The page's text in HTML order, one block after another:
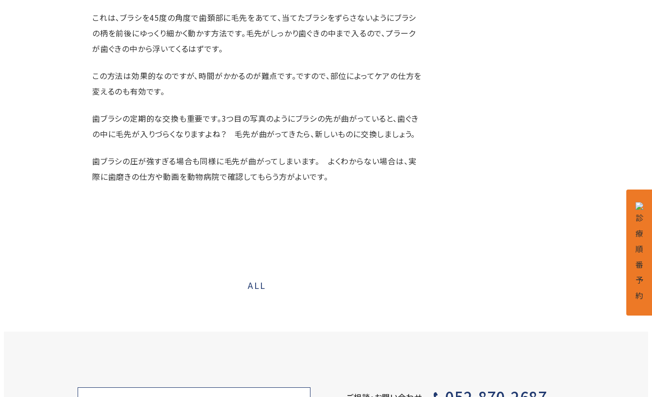
これは、ブラシを45度の角度で歯頚部に毛先をあてて、当てたブラシをずらさないようにブラシ
の柄を前後にゆっくり細かく動かす方法です。毛先がしっかり歯ぐきの中まで入るので、プラーク
が歯ぐきの中から浮いてくるはずです。
この方法は効果的なのですが、時間がかかるのが難点です。ですので、部位によってケアの仕方を
変えるのも有効です。
歯ブラシの定期的な交換も重要です。3つ目の写真のようにブラシの先が曲がっていると、歯ぐき
の中に毛先が入りづらくなりますよね？ 毛先が曲がってきたら、新しいものに交換しましょう。
歯ブラシの圧が強すぎる場合も同様に毛先が曲がってしまいます。 よくわからない場合は、実
際に歯磨きの仕方や動画を動物病院で確認してもらう方がよいです。
ALL